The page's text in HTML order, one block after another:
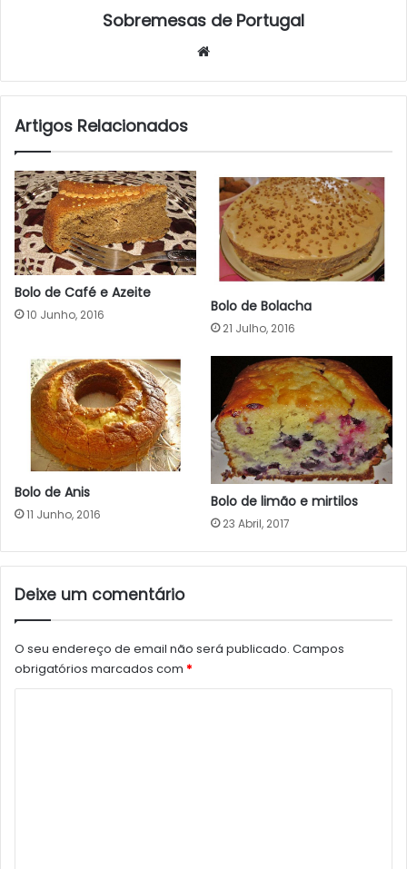
Sobremesas de Portugal
Artigos Relacionados
Bolo de Café e Azeite
10 Junho, 2016 Bolo de Bolacha
21 Julho, 2016
Bolo de Anis
11 Junho, 2016
Bolo de limão e mirtilos
23 Abril, 2017
Deixe um comentário
O seu endereço de email não será publicado. Campos
obrigatórios marcados com *